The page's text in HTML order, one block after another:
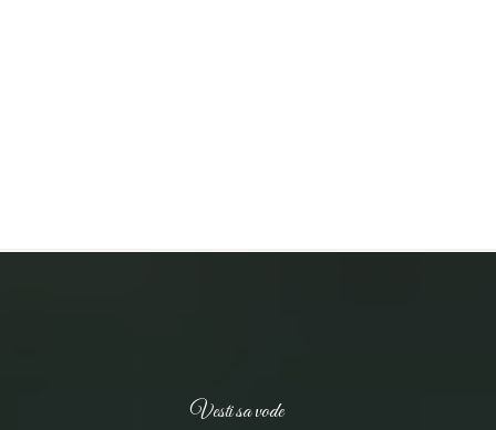
Vesti sa vode